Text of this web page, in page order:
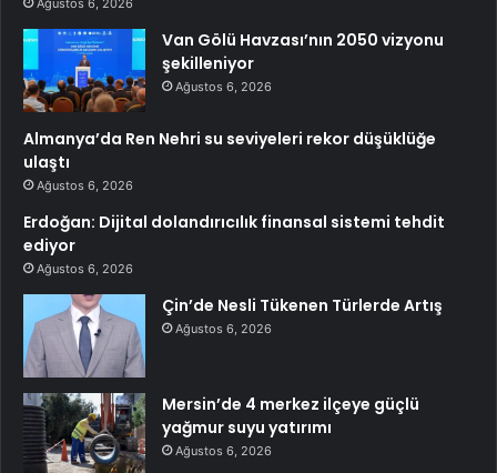
Van Gölü Havzası’nın 2050 vizyonu
şekilleniyor
Ağustos 6, 2026
Almanya’da Ren Nehri su seviyeleri rekor düşüklüğe
ulaştı
Ağustos 6, 2026
Erdoğan: Dijital dolandırıcılık finansal sistemi tehdit
ediyor
Ağustos 6, 2026
Çin’de Nesli Tükenen Türlerde Artış
Ağustos 6, 2026
Mersin’de 4 merkez ilçeye güçlü
yağmur suyu yatırımı
Ağustos 6, 2026